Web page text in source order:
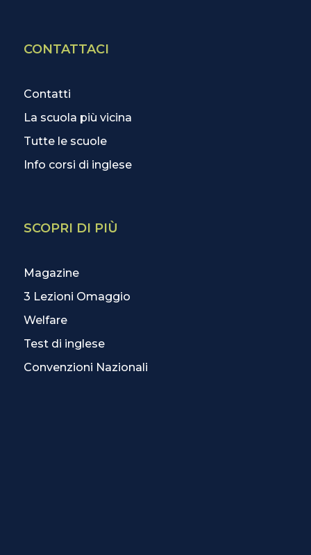
CONTATTACI
Contatti
La scuola più vicina
Tutte le scuole
Info corsi di inglese
SCOPRI DI PIÙ
Magazine
3 Lezioni Omaggio
Welfare
Test di inglese
Convenzioni Nazionali